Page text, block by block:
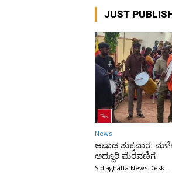
JUST
News
ಆಷಾಢ ಶುಕ್ರವಾರ:
ಅದ್ದೂರಿ ಮೆರವಣಿಗೆ
Sidlaghatta News Desk -